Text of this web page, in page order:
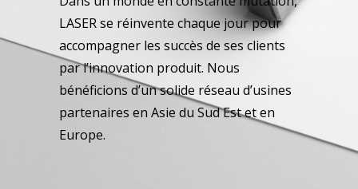
LASER se réinvente chaque jour pour
accompagner les succès de ses clients
par l’innovation produit. Nous
bénéficions d’un solide réseau d’usines
partenaires en Asie du Sud Est et en
Europe.